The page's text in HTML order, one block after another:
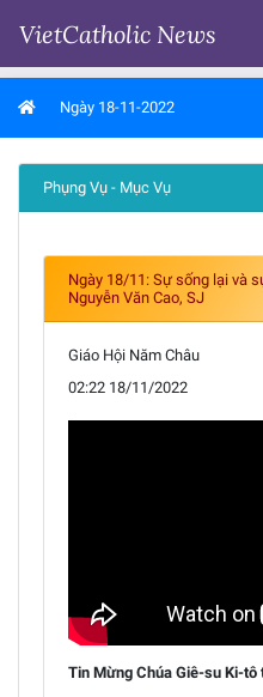
VietCatholic News
Ngày 18-11-2022
Phụng Vụ - Mục Vụ
Ngày 18/11: Sự sống lại và
Nguyễn Văn Cao, SJ
Giáo Hội Năm Châu
02:22 18/11/2022
Tin Mừng Chúa Giê-su Ki-tô